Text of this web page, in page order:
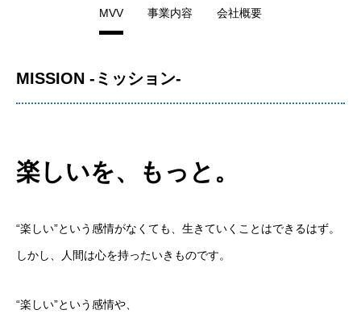
MVV 事業内容 会社概要
MISSION -ミッション-
楽しいを、もっと。
“楽しい”という感情がなくても、生きていくことはできるはず。
しかし、人間は心を持ったいきものです。
“楽しい”という感情や、